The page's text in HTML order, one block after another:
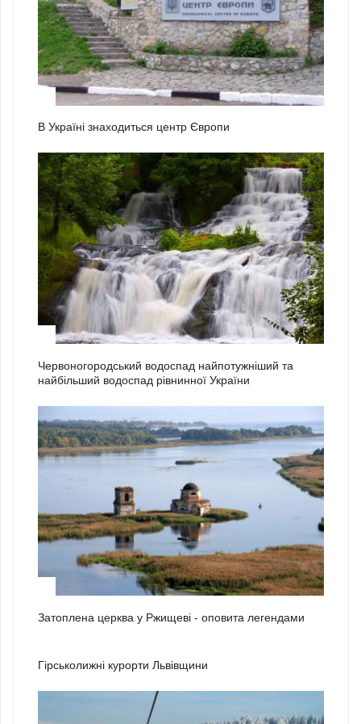
В Україні знаходиться центр Європи
Червоногородський водоспад найпотужніший та
найбільший водоспад рівнинної України
Затоплена церква у Ржищеві - оповита легендами
Гірськолижні курорти Львівщини